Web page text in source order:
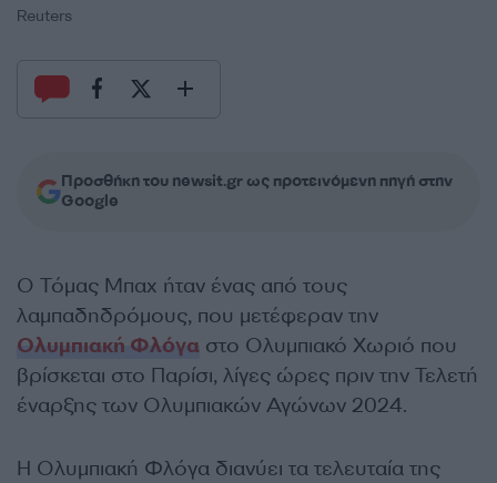
Reuters
Προσθήκη του newsit.gr ως προτεινόμενη πηγή στην
Google
Ο Τόμας Μπαχ ήταν ένας από τους
λαμπαδηδρόμους, που μετέφεραν την
Ολυμπιακή Φλόγα στο Ολυμπιακό Χωριό που
βρίσκεται στο Παρίσι, λίγες ώρες πριν την Τελετή
έναρξης των Ολυμπιακών Αγώνων 2024.
Η Ολυμπιακή Φλόγα διανύει τα τελευταία της